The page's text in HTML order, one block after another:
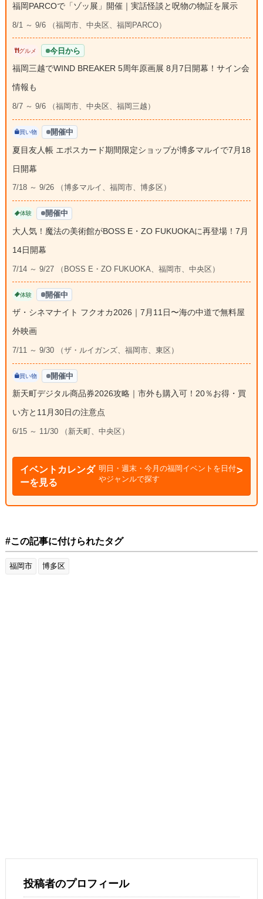
福岡PARCOで「ゾッ展」開催｜実話怪談と呪物の物証を展示
8/1 ～ 9/6 （福岡市、中央区、福岡PARCO）
グルメ 今日から
福岡三越でWIND BREAKER 5周年原画展 8月7日開幕！サイン会
情報も
8/7 ～ 9/6 （福岡市、中央区、福岡三越）
買い物 開催中
夏目友人帳 エポスカード期間限定ショップが博多マルイで7月18
日開幕
7/18 ～ 9/26 （博多マルイ、福岡市、博多区）
体験 開催中
大人気！魔法の美術館がBOSS E・ZO FUKUOKAに再登場！7月
14日開幕
7/14 ～ 9/27 （BOSS E・ZO FUKUOKA、福岡市、中央区）
体験 開催中
ザ・シネマナイト フクオカ2026｜7月11日〜海の中道で無料屋
外映画
7/11 ～ 9/30 （ザ・ルイガンズ、福岡市、東区）
買い物 開催中
新天町デジタル商品券2026攻略｜市外も購入可！20％お得・買
い方と11月30日の注意点
6/15 ～ 11/30 （新天町、中央区）
イベントカレンダ
ーを見る
明日・週末・今月の福岡イベントを日付
やジャンルで探す
#この記事に付けられたタグ
福岡市 博多区
投稿者のプロフィール